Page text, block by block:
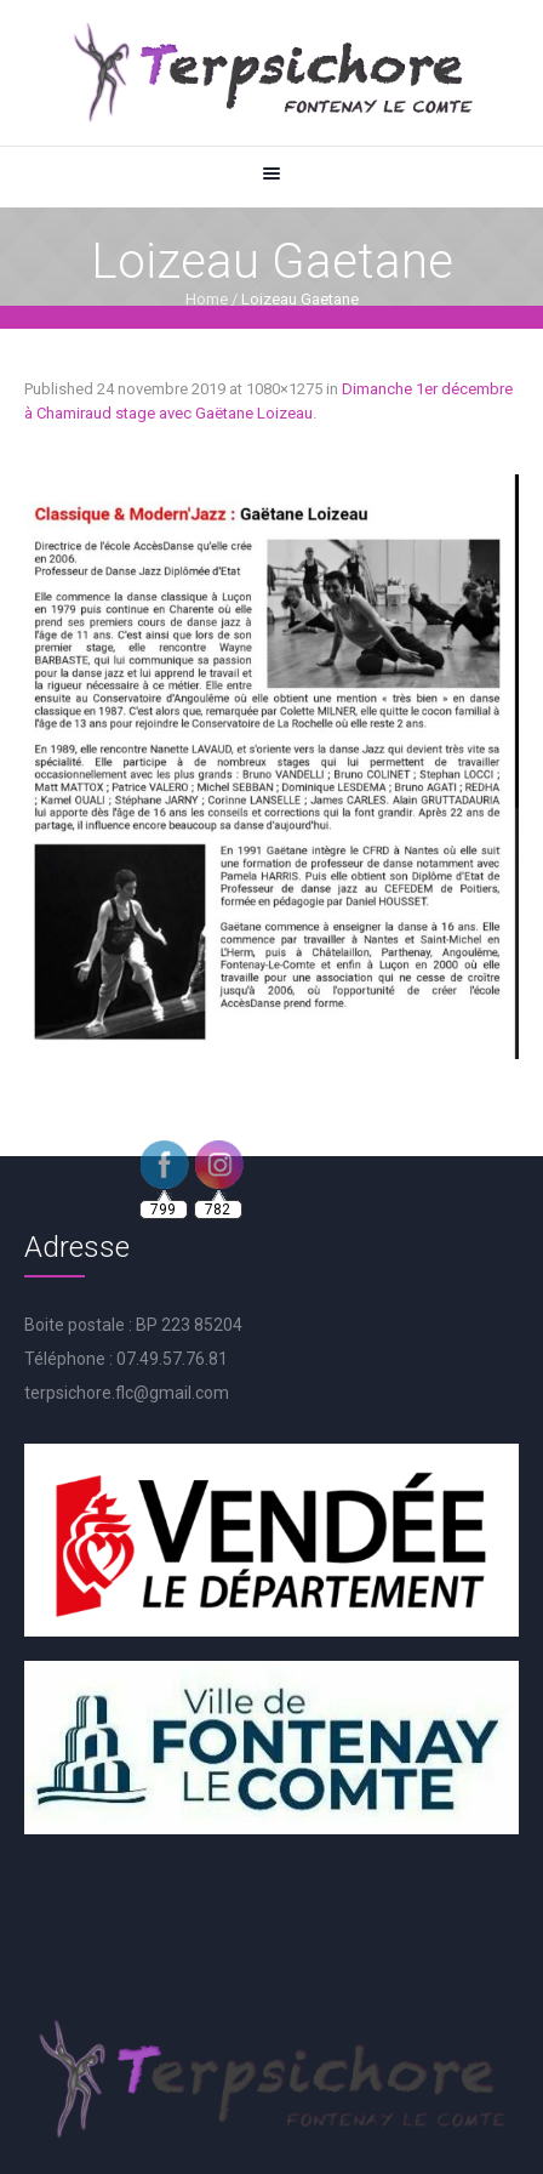
Loizeau Gaetane
Home / Loizeau Gaetane
Published 24 novembre 2019 at 1080×1275 in Dimanche 1er décembre
à Chamiraud stage avec Gaëtane Loizeau.
Adresse
Boite postale : BP 223 85204
Téléphone : 07.49.57.76.81
terpsichore.flc@gmail.com
799 782